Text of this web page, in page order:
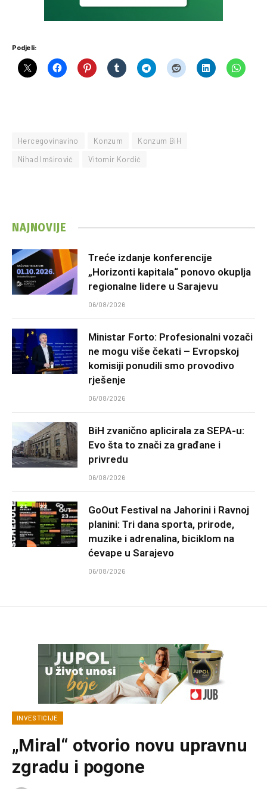
Podjeli:
Hercegovinavino Konzum
Konzum BiH
Nihad Imširović
Vitomir Kordić
NAJNOVIJE
Treće izdanje konferencije
„Horizonti kapitala“ ponovo okuplja
regionalne lidere u Sarajevu
06/08/2026
Ministar Forto: Profesionalni vozači
ne mogu više čekati – Evropskoj
komisiji ponudili smo provodivo
rješenje
06/08/2026
BiH zvanično aplicirala za SEPA-u:
Evo šta to znači za građane i
privredu
06/08/2026
GoOut Festival na Jahorini i Ravnoj
planini: Tri dana sporta, prirode,
muzike i adrenalina, biciklom na
ćevape u Sarajevo
06/08/2026
INVESTICIJE
„Miral“ otvorio novu upravnu
zgradu i pogone